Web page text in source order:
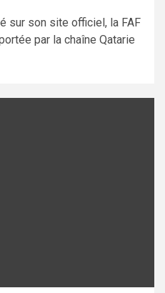
sur son site officiel, la FAF
par la chaîne Qatarie